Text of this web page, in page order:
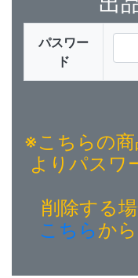
パスワー
ド
※こちらの
よりパスワ
削除する
こちら か